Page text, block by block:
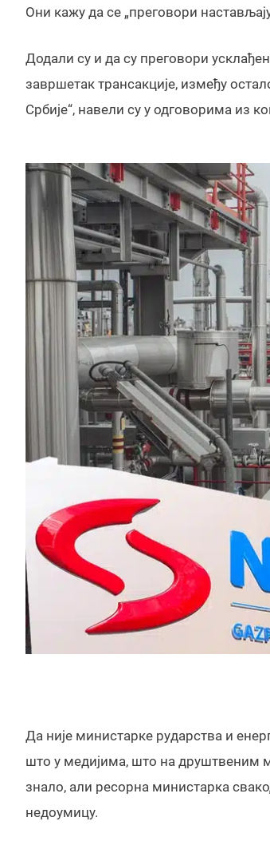
Они кажу да се „преговори
Додали су и да су преговори
завршетак трансакције, између
Србије“, навели су у одговорима из
Да није министарке рударства и
што у медијима, што на друштвеним
знало, али ресорна министарка
недоумицу.